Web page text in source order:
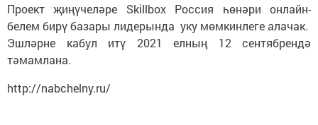
Проект җиңүчеләре Skillbox Россия һөнәри онлайн-
белем бирү базары лидерында уку мөмкинлеге алачак.
Эшләрне кабул итү 2021 елның 12 сентябрендә
тәмамлана.
http://nabchelny.ru/